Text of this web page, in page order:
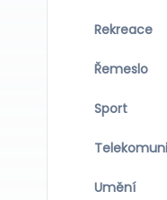
Rekreace
Řemeslo
Sport
Umění